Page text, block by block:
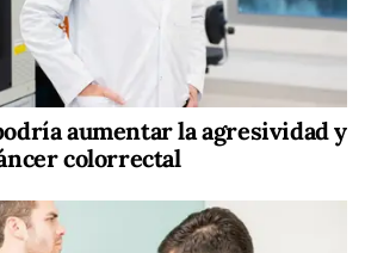
aumentar la agresividad y
colorrectal